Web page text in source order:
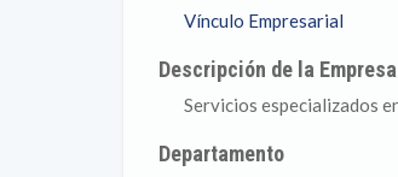
Vínculo Empresarial
Descripción de la Empresa
Servicios especializados
Departamento